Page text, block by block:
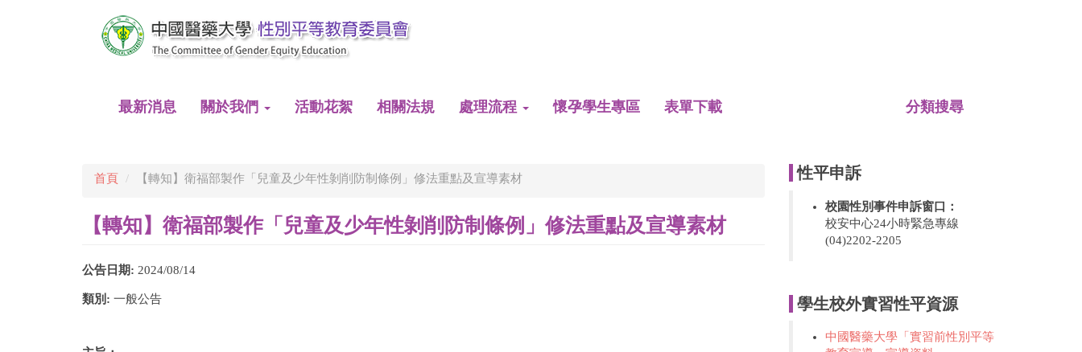
最新消息 關於我們 活動花絮 相關法規 處理流程 懷孕學生專區 表單下載 分類搜尋
首頁 【轉知】衛福部製作「兒童及少年性剝削防制條例」修法重點及宣導素材
【轉知】衛福部製作「兒童及少年性剝削防制條例」修法重點及宣導素材
公告日期: 2024/08/14
類別: 一般公告
性平申訴
校園性別事件申訴窗口：
校安中心24小時緊急專線
(04)2202-2205
學生校外實習性平資源
中國醫藥大學「實習前性別平等